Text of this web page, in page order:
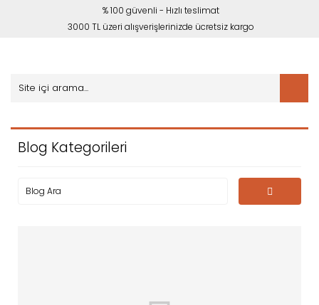
% 100 güvenli - Hızlı teslimat
3000 TL üzeri alışverişlerinizde ücretsiz kargo
Blog Kategorileri